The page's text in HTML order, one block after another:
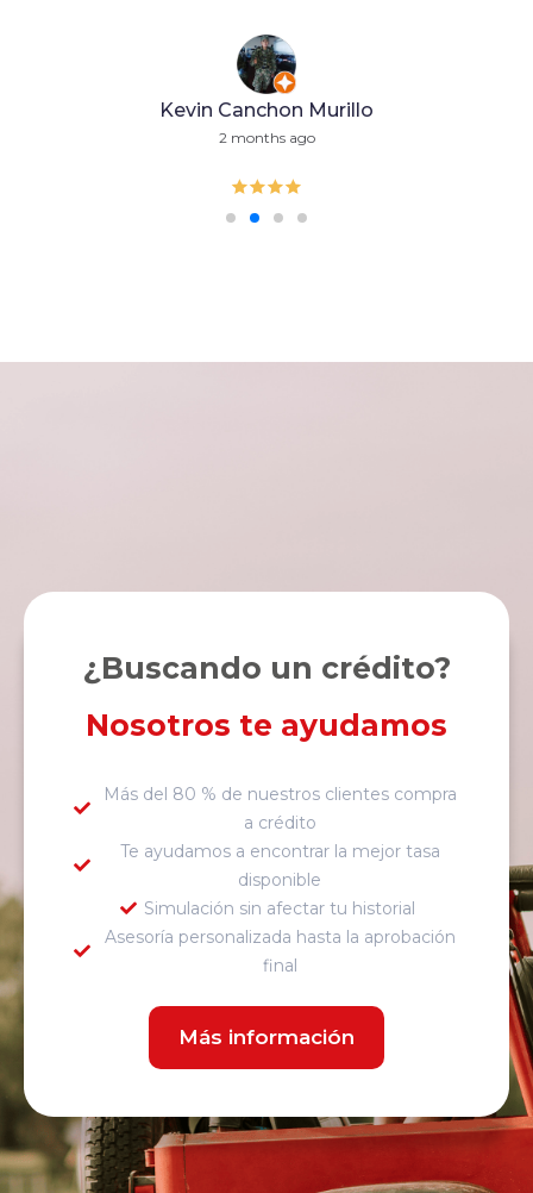
franklin leonardo pardo duarte
3 months ago
¿Buscando un crédito?
Nosotros te ayudamos
Más del 80 % de nuestros clientes compra
a crédito
Te ayudamos a encontrar la mejor tasa
disponible
Simulación sin afectar tu historial
Asesoría personalizada hasta la aprobación
final
Más información